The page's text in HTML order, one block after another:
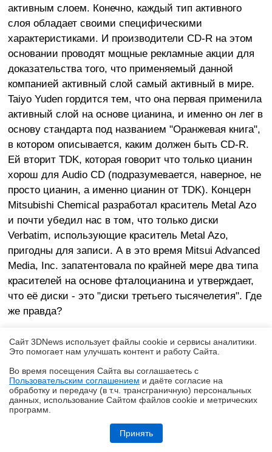
Обзор и тестирование неттопа MSI PRO DP10 A14MG: маленький, но
активным слоем. Конечно, каждый тип активного
слоя обладает своими специфическими
характеристиками. И производители CD-R на этом
основании проводят мощные рекламные акции для
доказательства того, что применяемый данной
компанией активный слой самый активный в мире.
Taiyo Yuden гордится тем, что она первая применила
активный слой на основе цианина, и именно он лег в
основу стандарта под названием "Оранжевая книга",
в котором описывается, каким должен быть CD-R.
Ей вторит TDK, которая говорит что только цианин
хорош для Audio CD (подразумевается, наверное, не
просто цианин, а именно цианин от TDK). Концерн
Mitsubishi Chemical разработал краситель Metal Azo
и почти убедил нас в том, что только диски
Verbatim, использующие краситель Metal Azo,
пригодны для записи. А в это время Mitsui Advanced
Media, Inc. запатентовала по крайней мере два типа
красителей на основе фталоцианина и утверждает,
что её диски - это "диски третьего тысячелетия". Где
же правда?
Если оставить в стороне рекламную шумиху вокруг
данного вопроса, то окажется, что существует только
две разновидности красителей: на основе цианина и
на основе фталоцианина.
Цианин - это краситель, который исторически
первым начал применяться в CD-R. Своё название
Сайт 3DNews использует файлы cookie и сервисы аналитики.
Это помогает нам улучшать контент и работу Cайта.
Во время посещения Cайта вы соглашаетесь с
Пользовательским соглашением и даёте согласие на
обработку и передачу (в т.ч. трансграничную) персональных
данных, использование Cайтом файлов cookie и метрических
программ.
Принять